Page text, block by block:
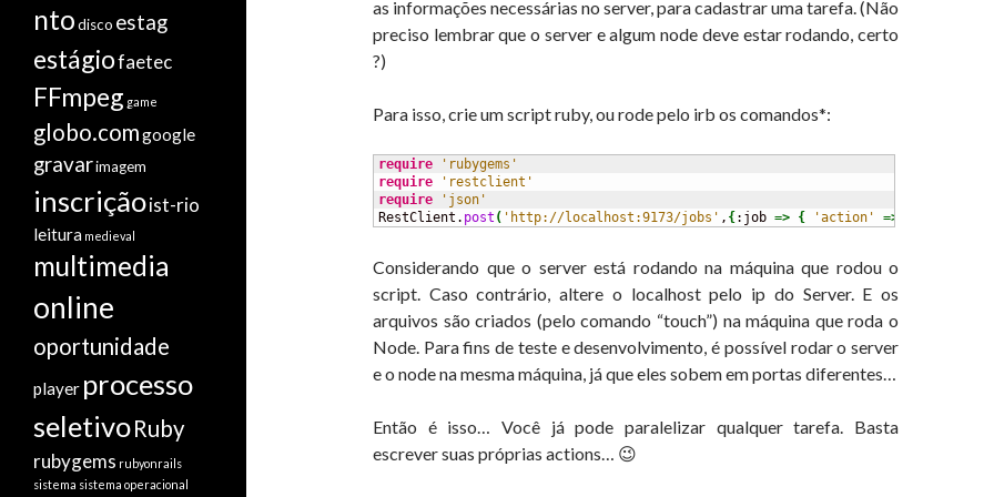
as informações necessárias no server, para cadastrar uma tarefa. (Não
preciso lembrar que o server e algum node deve estar rodando, certo
?)
Para isso, crie um script ruby, ou rode pelo irb os comandos*:
require
'rubygems'
require
'restclient'
require
'json'
RestClient. post ( 'http://localhost:9173/jobs' , { :job => { 'action' =>
Considerando que o server está rodando na máquina que rodou o
script. Caso contrário, altere o localhost pelo ip do Server. E os
arquivos são criados (pelo comando “touch”) na máquina que roda o
Node. Para fins de teste e desenvolvimento, é possível rodar o server
e o node na mesma máquina, já que eles sobem em portas diferentes…
Então é isso… Você já pode paralelizar qualquer tarefa. Basta
escrever suas próprias actions… 😉
ntodisco estag
estágiofaetec
FFmpeg game
globo.comgoogle
gravarimagem
inscriçãoist-rio
leitura medieval
multimedia
online
oportunidade
player processo
seletivoRuby
rubygems rubyonrails
sistema sistema operacional